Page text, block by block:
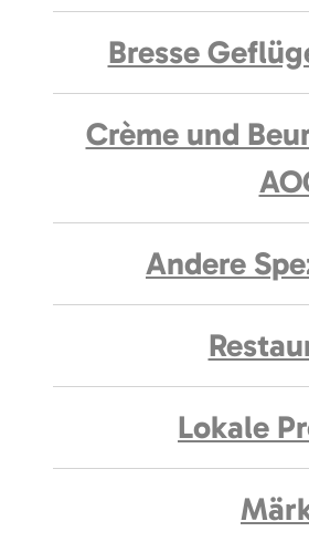
Bresse
Crème und
Andere
Lokale